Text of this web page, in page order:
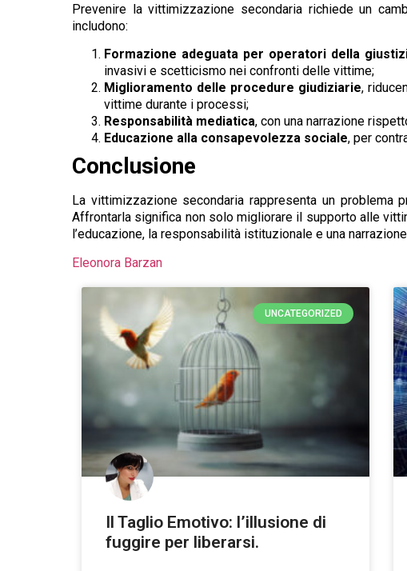
Prevenire la vittimizzazione secondaria richiede un
includono:
Formazione adeguata per operatori della
invasivi e scetticismo nei confronti delle vittime;
Miglioramento delle procedure giudiziarie,
vittime durante i processi;
Responsabilità mediatica, con una narrazione
Educazione alla consapevolezza sociale, per
Conclusione
La vittimizzazione secondaria rappresenta un problema
Affrontarla significa non solo migliorare il supporto alle
l’educazione, la responsabilità istituzionale e una
Eleonora Barzan
UNCATEGORIZED
Il Taglio Emotivo: l’illusione di
fuggire per liberarsi.